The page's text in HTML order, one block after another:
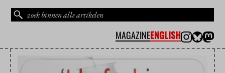
MAGAZINEENGLISH